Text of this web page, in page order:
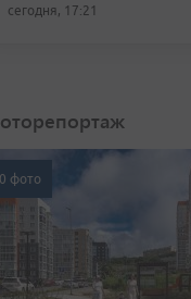
сегодня, 17:21
фото